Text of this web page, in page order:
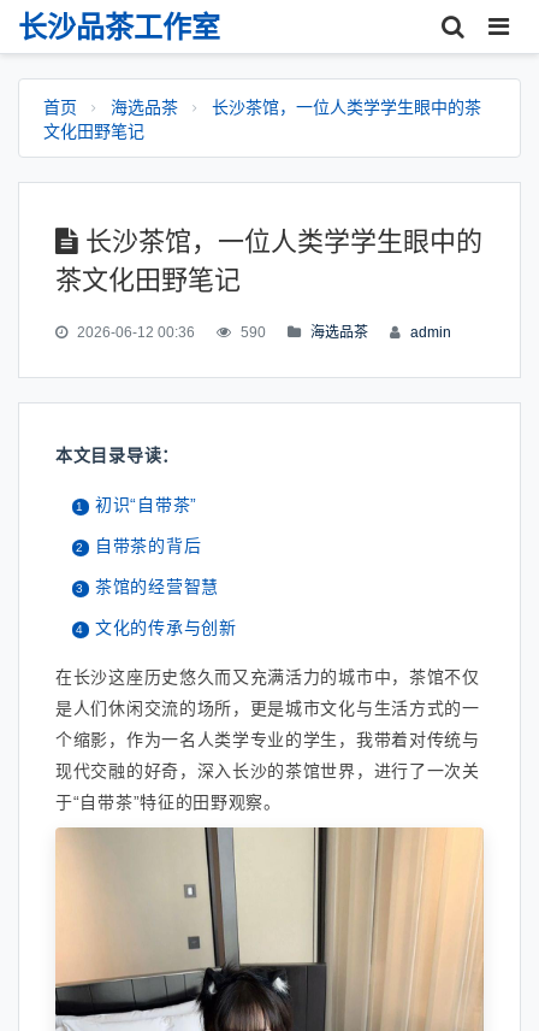
长沙品茶工作室
首页 海选品茶
长沙茶馆，一位人类学学生眼中的茶
文化田野笔记
长沙茶馆，一位人类学学生眼中的
茶文化田野笔记
2026-06-12 00:36 590 海选品茶 admin
本文目录导读：
初识“自带茶”
自带茶的背后
茶馆的经营智慧
文化的传承与创新
在长沙这座历史悠久而又充满活力的城市中，茶馆不仅
是人们休闲交流的场所，更是城市文化与生活方式的一
个缩影，作为一名人类学专业的学生，我带着对传统与
现代交融的好奇，深入长沙的茶馆世界，进行了一次关
于“自带茶”特征的田野观察。